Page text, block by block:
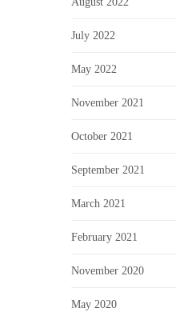
July 2022
May 2022
November 2021
October 2021
September 2021
March 2021
February 2021
November 2020
May 2020